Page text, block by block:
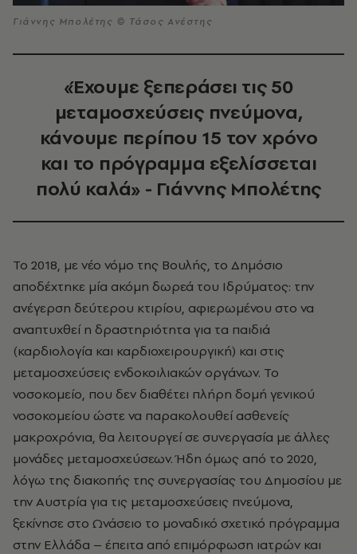
Γιάννης Μπολέτης © Τάσος Ανέστης
«Έχουμε ξεπεράσει τις 50
μεταμοσχεύσεις πνεύμονα,
κάνουμε περίπου 15 τον χρόνο
και το πρόγραμμα εξελίσσεται
πολύ καλά» - Γιάννης Μπολέτης
Το 2018, με νέο νόμο της Βουλής, το Δημόσιο
αποδέχτηκε μία ακόμη δωρεά του Ιδρύματος: την
ανέγερση δεύτερου κτιρίου, αφιερωμένου στο να
αναπτυχθεί η δραστηριότητα για τα παιδιά
(καρδιολογία και καρδιοχειρουργική) και στις
μεταμοσχεύσεις ενδοκοιλιακών οργάνων. Το
νοσοκομείο, που δεν διαθέτει πλήρη δομή γενικού
νοσοκομείου ώστε να παρακολουθεί ασθενείς
μακροχρόνια, θα λειτουργεί σε συνεργασία με άλλες
μονάδες μεταμοσχεύσεων. Ήδη όμως από το 2020,
λόγω της διακοπής της συνεργασίας του Δημοσίου με
την Αυστρία για τις μεταμοσχεύσεις πνεύμονα,
ξεκίνησε στο Ωνάσειο το μοναδικό σχετικό πρόγραμμα
στην Ελλάδα – έπειτα από επιμόρφωση ιατρών και